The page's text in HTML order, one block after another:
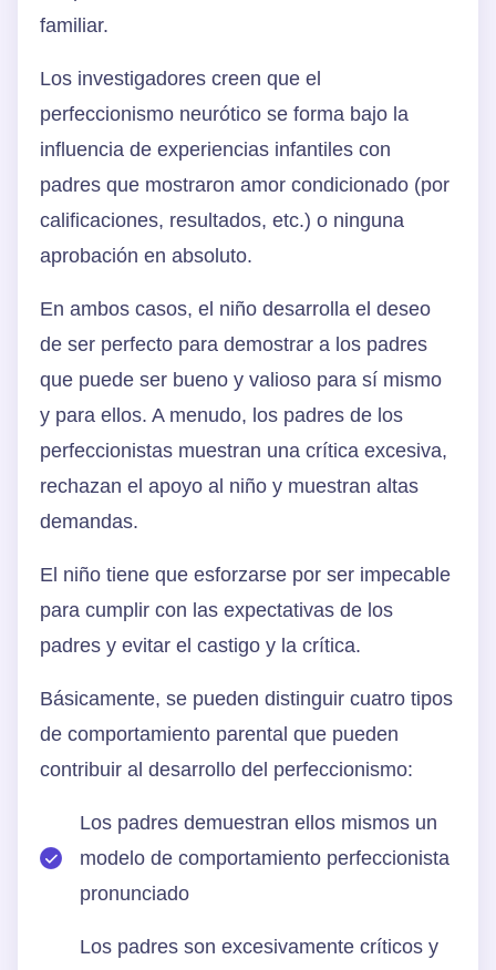
familiar.
Los investigadores creen que el
perfeccionismo neurótico se forma bajo la
influencia de experiencias infantiles con
padres que mostraron amor condicionado (por
calificaciones, resultados, etc.) o ninguna
aprobación en absoluto.
En ambos casos, el niño desarrolla el deseo
de ser perfecto para demostrar a los padres
que puede ser bueno y valioso para sí mismo
y para ellos. A menudo, los padres de los
perfeccionistas muestran una crítica excesiva,
rechazan el apoyo al niño y muestran altas
demandas.
El niño tiene que esforzarse por ser impecable
para cumplir con las expectativas de los
padres y evitar el castigo y la crítica.
Básicamente, se pueden distinguir cuatro tipos
de comportamiento parental que pueden
contribuir al desarrollo del perfeccionismo:
Los padres demuestran ellos mismos un
modelo de comportamiento perfeccionista
pronunciado
Los padres son excesivamente críticos y